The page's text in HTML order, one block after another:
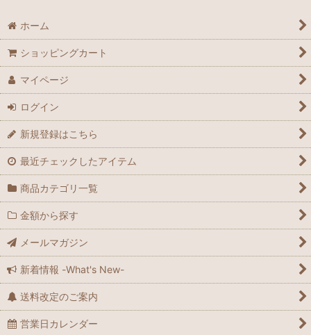
ホーム
ショッピングカート
マイページ
ログイン
新規登録はこちら
最近チェックしたアイテム
商品カテゴリ一覧
金額から探す
メールマガジン
新着情報 -What's New-
送料改定のご案内
営業日カレンダー